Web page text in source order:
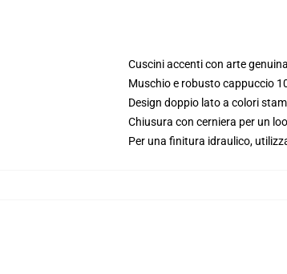
Cuscini accenti con arte
Muschio e robusto cappuccio
Design doppio lato a colori
Chiusura con cerniera per un
Per una finitura idraulico,